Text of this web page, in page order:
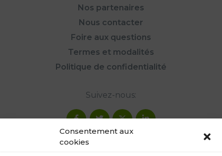
Consentement aux
cookies
Nos partenaires
Nous contacter
Foire aux questions
Termes et modalités
Politique de confidentialité
Suivez-nous: